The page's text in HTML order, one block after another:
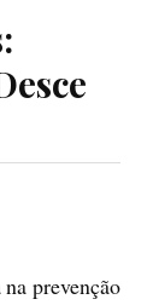
prevenção